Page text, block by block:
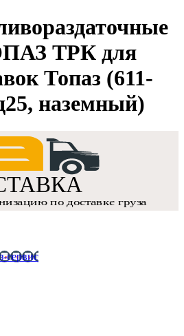
ТРК для
Топаз (611-
наземный)
сервис